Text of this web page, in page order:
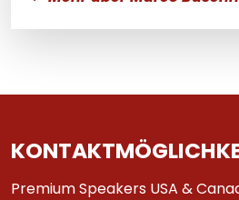
Premium Speakers USA &